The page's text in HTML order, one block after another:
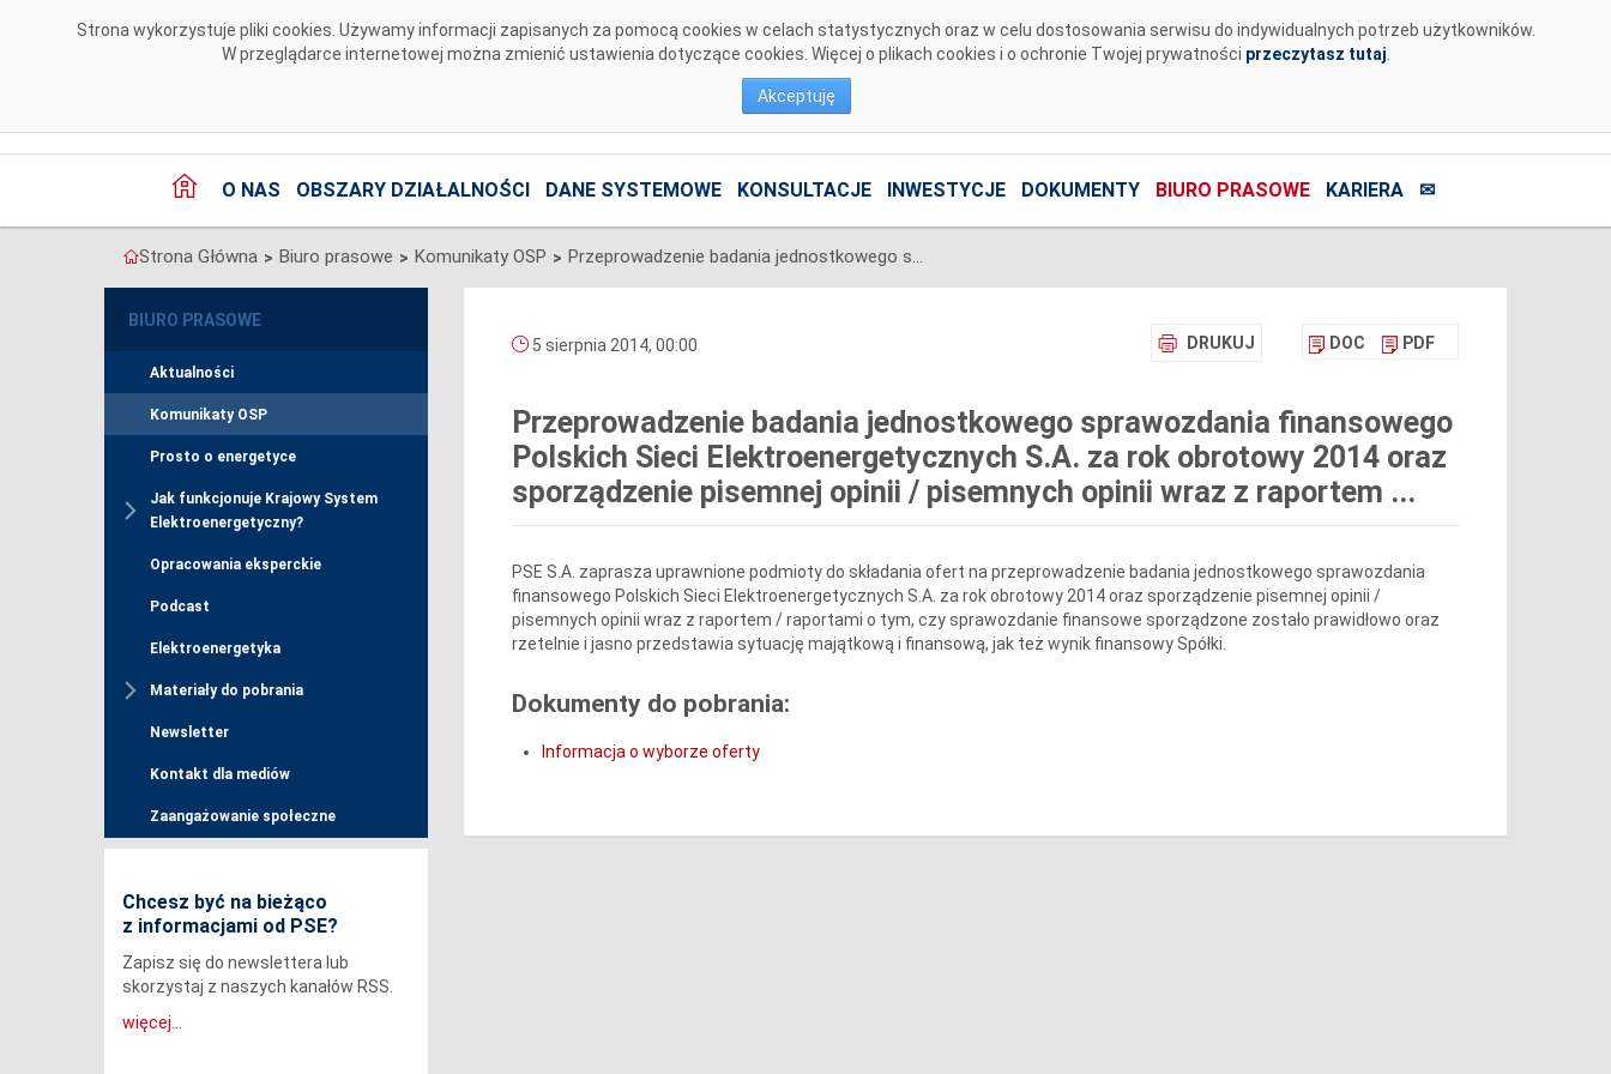
Strona wykorzystuje pliki cookies. Używamy informacji zapisanych za pomocą cookies w celach statystycznych oraz w celu dostosowania serwisu do indywidualnych potrzeb użytkowników.
W przeglądarce internetowej można zmienić ustawienia dotyczące cookies. Więcej o plikach cookies i o ochronie Twojej prywatności przeczytasz tutaj
Akceptuję
O NAS OBSZARY DZIAŁALNOŚCI DANE SYSTEMOWE KONSULTACJE INWESTYCJE DOKUMENTY BIURO PRASOWE KARIERA ✉
Strona Główna > Biuro prasowe > Komunikaty OSP > Przeprowadzenie badania jednostkowego sprawozdania finansowego Polskich Sieci Elektroenergetycznych S.A. za rok obrotowy 2014 oraz sporządzenie pisemnej opinii / pisemnych opinii wraz z raportem ...
BIURO PRASOWE
Aktualności
Komunikaty OSP
Prosto o energetyce
Jak funkcjonuje Krajowy System
Elektroenergetyczny?
Opracowania eksperckie
Podcast
Elektroenergetyka
Materiały do pobrania
Newsletter
Kontakt dla mediów
Zaangażowanie społeczne
Chcesz być na bieżąco
z informacjami od PSE?
Zapisz się do newslettera lub
skorzystaj z naszych kanałów RSS.
więcej...
DRUKUJ DOC PDF
5 sierpnia 2014, 00:00
Przeprowadzenie badania jednostkowego sprawozdania finansowego
Polskich Sieci Elektroenergetycznych S.A. za rok obrotowy 2014 oraz
sporządzenie pisemnej opinii / pisemnych opinii wraz z raportem ...
PSE S.A. zaprasza uprawnione podmioty do składania ofert na przeprowadzenie badania jednostkowego sprawozdania
finansowego Polskich Sieci Elektroenergetycznych S.A. za rok obrotowy 2014 oraz sporządzenie pisemnej opinii /
pisemnych opinii wraz z raportem / raportami o tym, czy sprawozdanie finansowe sporządzone zostało prawidłowo oraz
rzetelnie i jasno przedstawia sytuację majątkową i finansową, jak też wynik finansowy Spółki.
Dokumenty do pobrania:
Informacja o wyborze oferty